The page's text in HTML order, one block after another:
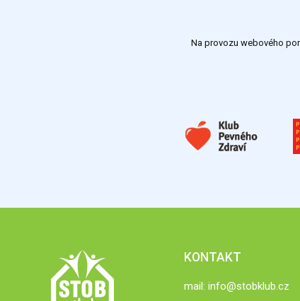
Na provozu webového
KONTAKT
mail: info@stobklub.cz